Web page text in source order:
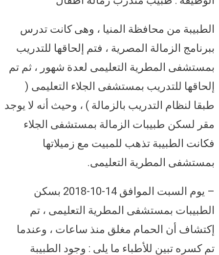
الطبيبة من محافظة المنيا ، وهى كانت تدرس
ببرنامج الزمالة المصرية ، فتم إلحاقها للتدريب
بمستشفى المطرية التعليمى لعدة شهور ، ثم تم
إلحاقها للتدريب بمستشفى الجلاء التعليمى (
طبقا لنظام التدريب بالزمالة ) ، وحيث أنه لا يوجد
مقر لسكن طبيبات الزمالة بمستشفى الجلاء
فكانت الطبيبة تذهب للمبيت مع زميلاتها
بمستشفى المطرية التعليمى.
– يوم السبت الموافق 14-10-2018 بسكن
الطبيبات بمستشفى المطرية التعليمى ، تم
إكتشاف أن الحمام مغلق منذ ساعات ، وعندما
تم كسره تبين للأطباء ما يلى : وجود الطبيبة